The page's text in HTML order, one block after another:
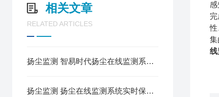
相关文章
RELATED ARTICLES
扬尘监测 智易时代扬尘在线监测系统科技助力“无尘”城市建设
扬尘监测 扬尘在线监测系统实时保障环境空气质量
感
性
集
线